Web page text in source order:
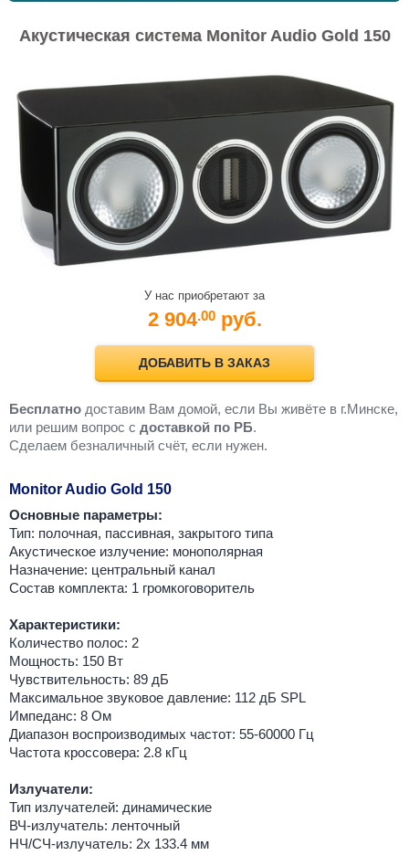
Акустическая система Monitor Audio Gold 150
У нас приобретают за
2 904.00 руб.
ДОБАВИТЬ В ЗАКАЗ
Бесплатно доставим Вам домой, если Вы живёте в г.Минске,
или решим вопрос с доставкой по РБ.
Cделаем безналичный счёт, если нужен.
Monitor Audio Gold 150
Основные параметры:
Тип: полочная, пассивная, закрытого типа
Акустическое излучение: монополярная
Назначение: центральный канал
Состав комплекта: 1 громкоговоритель
Характеристики:
Количество полос: 2
Мощность: 150 Вт
Чувствительность: 89 дБ
Максимальное звуковое давление: 112 дБ SPL
Импеданс: 8 Ом
Диапазон воспроизводимых частот: 55-60000 Гц
Частота кроссовера: 2.8 кГц
Излучатели:
Тип излучателей: динамические
ВЧ-излучатель: ленточный
НЧ/СЧ-излучатель: 2х 133.4 мм